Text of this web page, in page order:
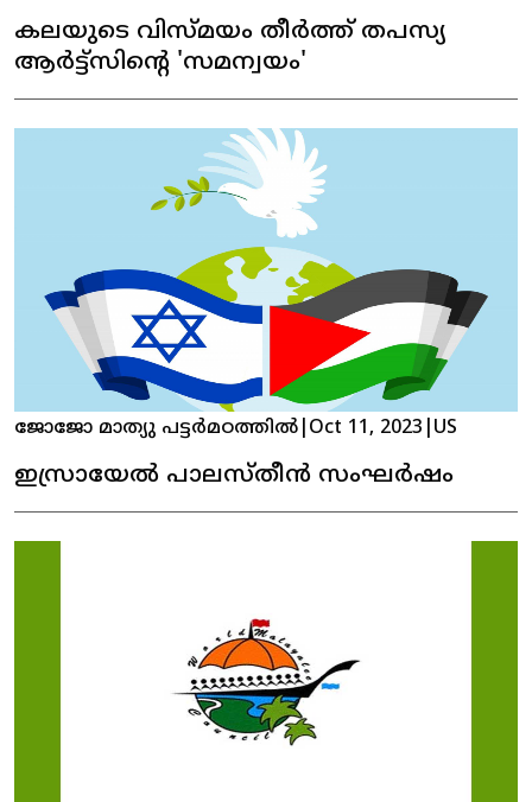
കലയുടെ വിസ്മയം തീർത്ത് തപസ്യ
ആർട്ട്സിന്റെ 'സമന്വയം'
ജോജോ മാത്യു പട്ടർമഠത്തിൽ Oct 11, 2023 US
ഇസ്രായേൽ പാലസ്തീൻ സംഘർഷം